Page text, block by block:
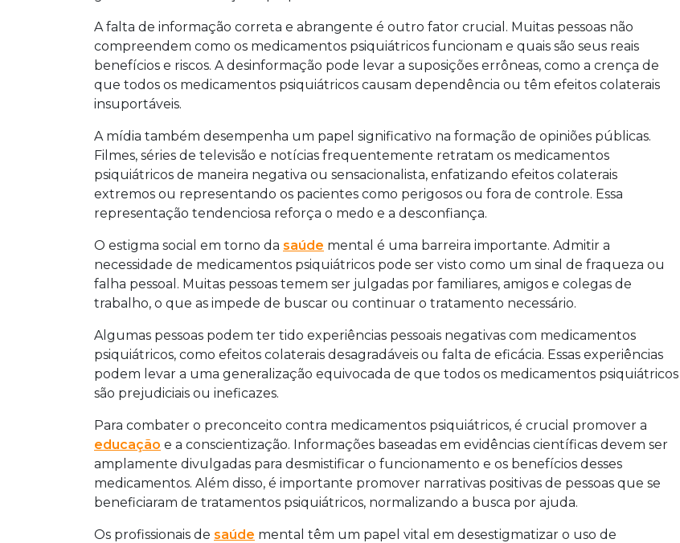
A falta de informação correta e abrangente é outro fator crucial. Muitas pessoas não
compreendem como os medicamentos psiquiátricos funcionam e quais são seus reais
benefícios e riscos. A desinformação pode levar a suposições errôneas, como a crença de
que todos os medicamentos psiquiátricos causam dependência ou têm efeitos colaterais
insuportáveis.
A mídia também desempenha um papel significativo na formação de opiniões públicas.
Filmes, séries de televisão e notícias frequentemente retratam os medicamentos
psiquiátricos de maneira negativa ou sensacionalista, enfatizando efeitos colaterais
extremos ou representando os pacientes como perigosos ou fora de controle. Essa
representação tendenciosa reforça o medo e a desconfiança.
O estigma social em torno da saúde mental é uma barreira importante. Admitir a
necessidade de medicamentos psiquiátricos pode ser visto como um sinal de fraqueza ou
falha pessoal. Muitas pessoas temem ser julgadas por familiares, amigos e colegas de
trabalho, o que as impede de buscar ou continuar o tratamento necessário.
Algumas pessoas podem ter tido experiências pessoais negativas com medicamentos
psiquiátricos, como efeitos colaterais desagradáveis ou falta de eficácia. Essas experiências
podem levar a uma generalização equivocada de que todos os medicamentos psiquiátricos
são prejudiciais ou ineficazes.
Para combater o preconceito contra medicamentos psiquiátricos, é crucial promover a
educação e a conscientização. Informações baseadas em evidências científicas devem ser
amplamente divulgadas para desmistificar o funcionamento e os benefícios desses
medicamentos. Além disso, é importante promover narrativas positivas de pessoas que se
beneficiaram de tratamentos psiquiátricos, normalizando a busca por ajuda.
Os profissionais de saúde mental têm um papel vital em desestigmatizar o uso de